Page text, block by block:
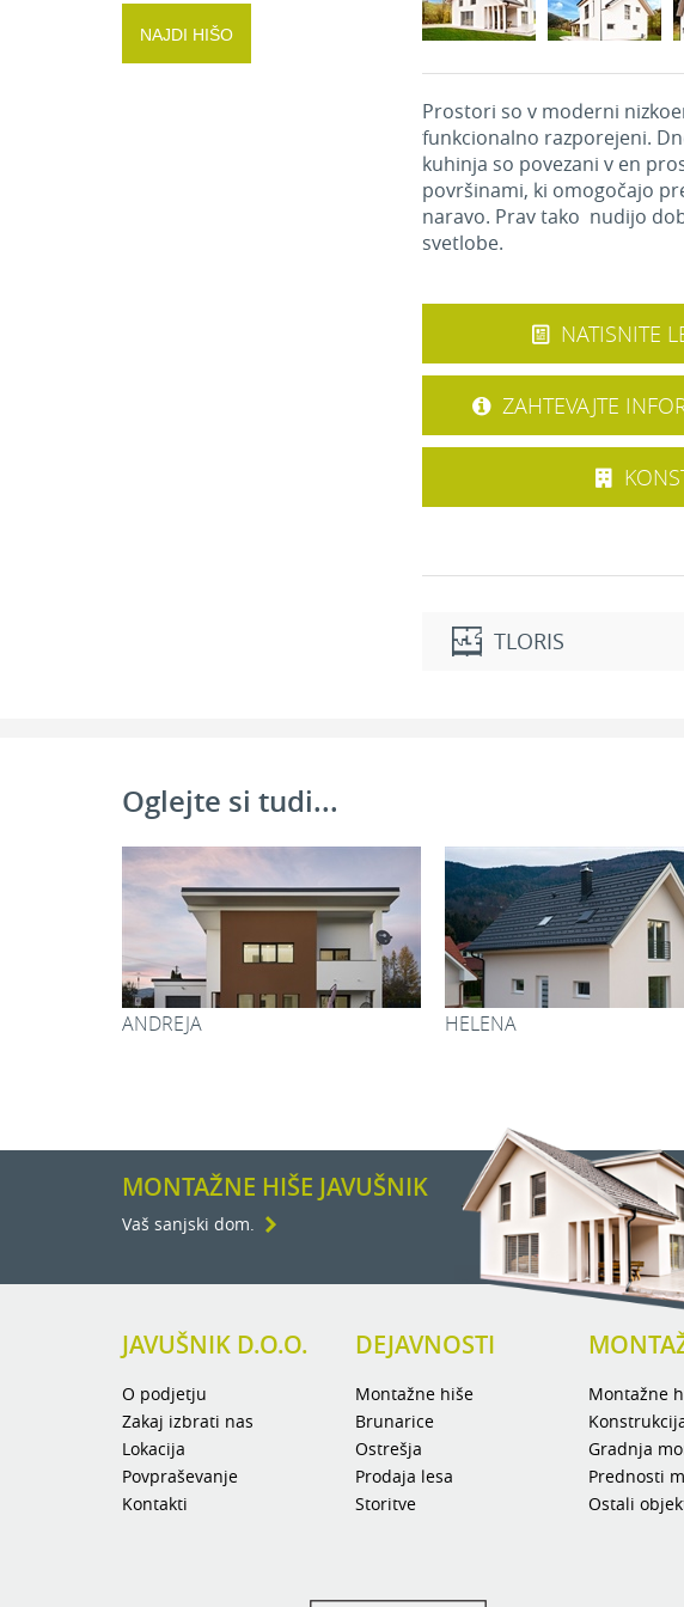
Prostori so v moderni
funkcionalno razporejeni.
kuhinja so povezani v en
površinami, ki omogočajo
naravo. Prav tako nudijo
svetlobe.
NATISNITE
ZAHTEVAJTE
TLORIS
4. Shramba:
5. Kopalnica:
6. Pralnica:
7. Kurilnica:
8. Vetrolov:
NAJDI HIŠO
Oglejte si tudi...
MONTAŽNE HIŠE JAVUŠNIK
Vaš sanjski dom.
JAVUŠNIK D.O.O.
O podjetju
Zakaj izbrati nas
Lokacija
Povpraševanje
Kontakti
DEJAVNOSTI
Montažne hiše
Brunarice
Ostrešja
Prodaja lesa
Storitve
Montažne
Gradnja
Prednosti
Ostali